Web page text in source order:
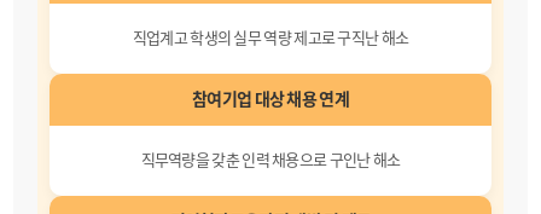
직업계고 학생의 실무 역량 제고로구직난 해소
참여기업 대상채용 연계
직무역량을 갖춘 인력 채용으로 구인난 해소